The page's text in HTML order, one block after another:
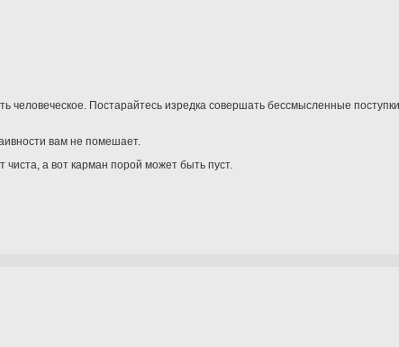
человеческое. Постарайтесь изредка совершать бессмысленные
вам не помешает.
а вот карман порой может быть пуст.